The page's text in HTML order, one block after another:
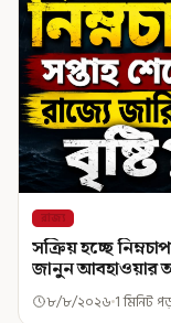
রাজ্য
সক্রিয় হচ্ছে
জানুন
৮/৮/২০২৬ 1 মিনিট